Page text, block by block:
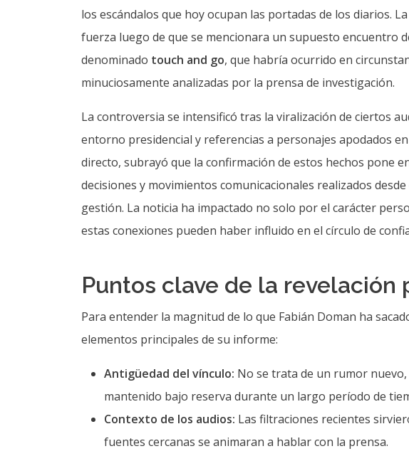
los escándalos que hoy ocupan las portadas de los diarios.
fuerza luego de que se mencionara un supuesto encuentro
denominado touch and go, que habría ocurrido en
minuciosamente analizadas por la prensa de investigación.
La controversia se intensificó tras la viralización de ciertos
entorno presidencial y referencias a personajes apodados
directo, subrayó que la confirmación de estos hechos pone
decisiones y movimientos comunicacionales realizados
gestión. La noticia ha impactado no solo por el carácter
estas conexiones pueden haber influido en el círculo de
Puntos clave de la revelación
Para entender la magnitud de lo que Fabián Doman ha
elementos principales de su informe:
Antigüedad del vínculo: No se trata de un rumor
mantenido bajo reserva durante un largo período de
Contexto de los audios: Las filtraciones recientes
fuentes cercanas se animaran a hablar con la prensa.